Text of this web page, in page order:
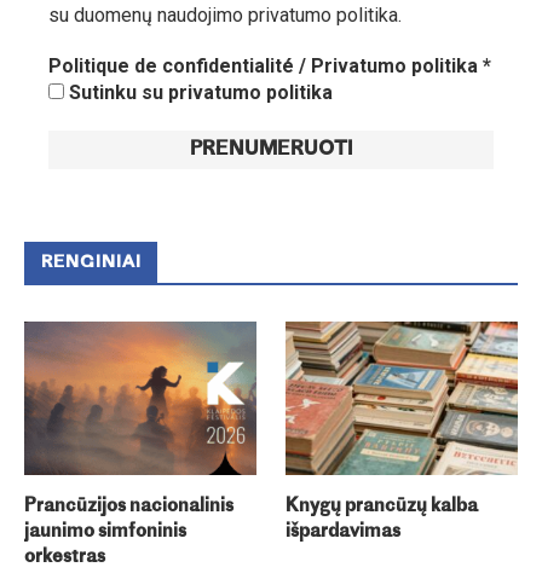
su duomenų naudojimo privatumo politika.
Politique de confidentialité / Privatumo politika *
Sutinku su privatumo politika
RENGINIAI
Prancūzijos nacionalinis
jaunimo simfoninis
orkestras
Knygų prancūzų kalba
išpardavimas